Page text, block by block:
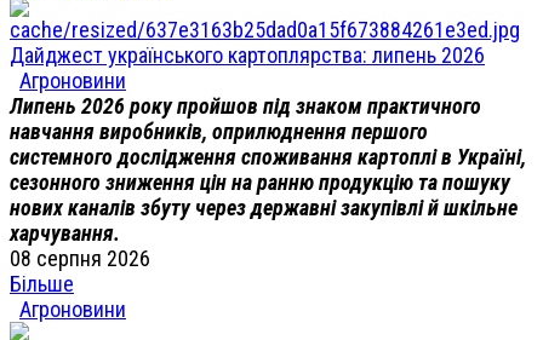
Дайджест українського картоплярства: липень 2026
Агроновини
Липень 2026 року пройшов під знаком практичного
навчання виробників, оприлюднення першого
системного дослідження споживання картоплі в Україні,
сезонного зниження цін на ранню продукцію та пошуку
нових каналів збуту через державні закупівлі й шкільне
харчування.
08 серпня 2026
Більше
Агроновини